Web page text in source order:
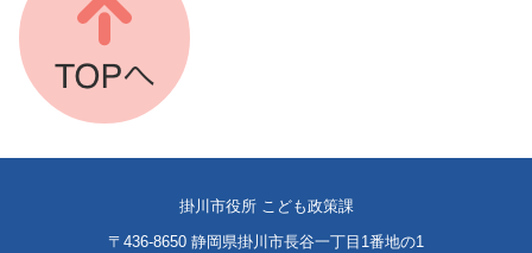
掛川市役所 こども政策課
〒436-8650 静岡県掛川市長谷一丁目1番地の1